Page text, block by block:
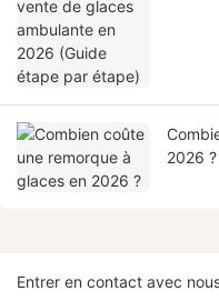
2026 ?
Entrer en contact avec